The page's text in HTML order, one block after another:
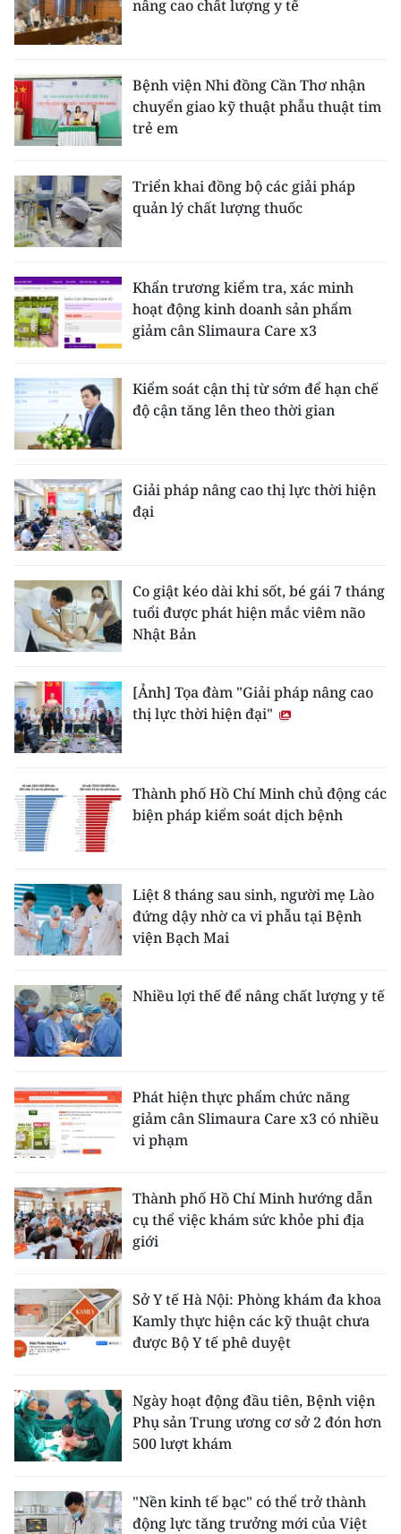
nâng cao chất lượng y tế
Bệnh viện Nhi đồng Cần Thơ nhận
chuyển giao kỹ thuật phẫu thuật tim
trẻ em
Triển khai đồng bộ các giải pháp
quản lý chất lượng thuốc
Khẩn trương kiểm tra, xác minh
hoạt động kinh doanh sản phẩm
giảm cân Slimaura Care x3
Kiểm soát cận thị từ sớm để hạn chế
độ cận tăng lên theo thời gian
Giải pháp nâng cao thị lực thời hiện
đại
Co giật kéo dài khi sốt, bé gái 7 tháng
tuổi được phát hiện mắc viêm não
Nhật Bản
[Ảnh] Tọa đàm "Giải pháp nâng cao
thị lực thời hiện đại"
Thành phố Hồ Chí Minh chủ động các
biện pháp kiểm soát dịch bệnh
Liệt 8 tháng sau sinh, người mẹ Lào
đứng dậy nhờ ca vi phẫu tại Bệnh
viện Bạch Mai
Nhiều lợi thế để nâng chất lượng y tế
Phát hiện thực phẩm chức năng
giảm cân Slimaura Care x3 có nhiều
vi phạm
Thành phố Hồ Chí Minh hướng dẫn
cụ thể việc khám sức khỏe phi địa
giới
Sở Y tế Hà Nội: Phòng khám đa khoa
Kamly thực hiện các kỹ thuật chưa
được Bộ Y tế phê duyệt
Ngày hoạt động đầu tiên, Bệnh viện
Phụ sản Trung ương cơ sở 2 đón hơn
500 lượt khám
"Nền kinh tế bạc" có thể trở thành
động lực tăng trưởng mới của Việt